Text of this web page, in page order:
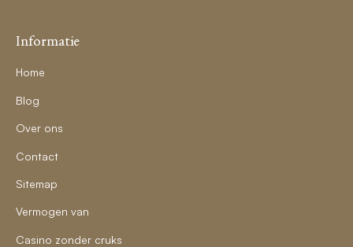
Informatie
Home
Blog
Over ons
Contact
Sitemap
Vermogen van
Casino zonder cruks